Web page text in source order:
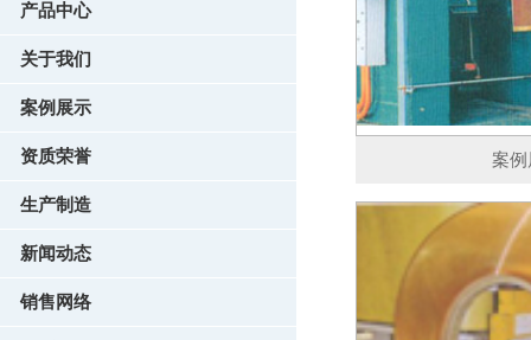
产品中心
关于我们
案例展示
资质荣誉
生产制造
新闻动态
销售网络
案例